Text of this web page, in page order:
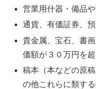
営業用什器・備品
通貨、有価証券、
貴金属、宝石、書
価額が３０万円を
稿本（本などの原
の他これらに類す